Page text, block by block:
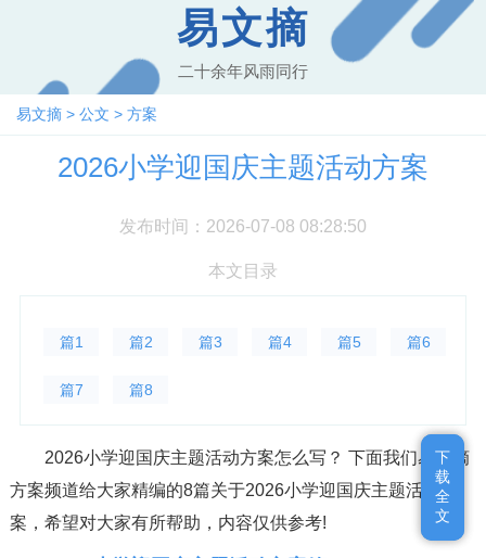
易文摘
二十余年风雨同行
易文摘 > 公文 > 方案
2026小学迎国庆主题活动方案
发布时间：2026-07-08 08:28:50
本文目录
篇1 篇2 篇3 篇4 篇5 篇6
篇7 篇8
2026小学迎国庆主题活动方案怎么写？ 下面我们易文摘
方案频道给大家精编的8篇关于2026小学迎国庆主题活动方
案，希望对大家有所帮助，内容仅供参考!
下
载
全
文
下
载
全
文